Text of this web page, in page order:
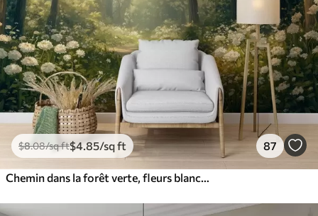
$8.08/sq ft$4.85/sq ft 87